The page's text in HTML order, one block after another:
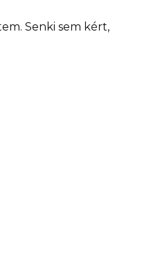
Senki sem kért,